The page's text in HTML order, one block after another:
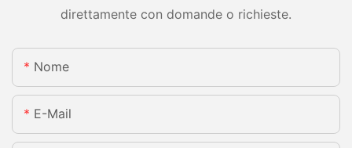
direttamente con domande o richieste.
Nome
E-Mail